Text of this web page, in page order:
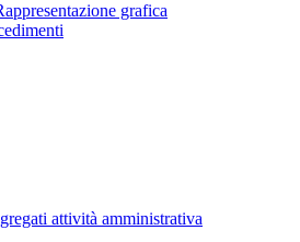
grafica
attività amministrativa